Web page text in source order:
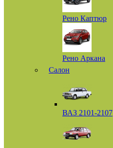
Рено Каптюр
Рено Аркана
Салон
ВАЗ 2101-2107